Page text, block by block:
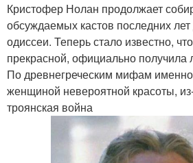
Кристофер Нолан продолжает
обсуждаемых кастов последних
одиссеи. Теперь стало известно,
прекрасной, официально получила
По древнегреческим мифам
женщиной невероятной красоты,
троянская война